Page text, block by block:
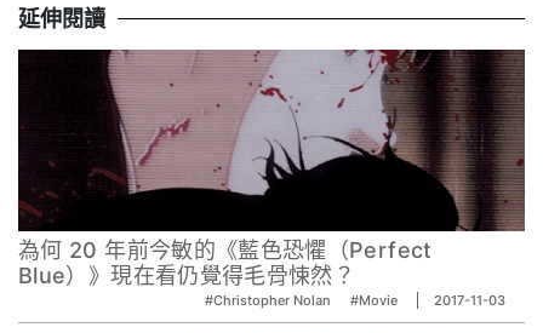
延伸閱讀
為何 20 年前今敏的《藍色恐懼（Perfect
Blue）》現在看仍覺得毛骨悚然？
#Christopher Nolan #Movie 2017-11-03